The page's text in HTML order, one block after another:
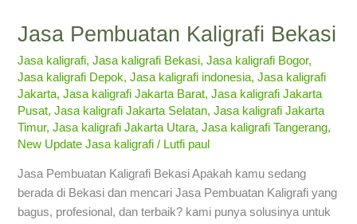
Jasa Pembuatan Kaligrafi Bekasi
Jasa kaligrafi,Jasa kaligrafi Bekasi,Jasa kaligrafi Bogor,
Jasa kaligrafi Depok,Jasa kaligrafi indonesia,Jasa kaligrafi
Jakarta,Jasa kaligrafi Jakarta Barat,Jasa kaligrafi Jakarta
Pusat,Jasa kaligrafi Jakarta Selatan,Jasa kaligrafi Jakarta
Timur,Jasa kaligrafi Jakarta Utara,Jasa kaligrafi Tangerang,
New Update Jasa kaligrafi / Lutfi paul
Jasa Pembuatan Kaligrafi Bekasi Apakah kamu sedang
berada di Bekasi dan mencari Jasa Pembuatan Kaligrafi yang
bagus, profesional, dan terbaik? kami punya solusinya untuk